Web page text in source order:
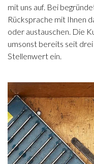
mit uns auf. Bei
Rücksprache mit Ihnen
oder austauschen. Die
umsonst bereits seit
Stellenwert ein.